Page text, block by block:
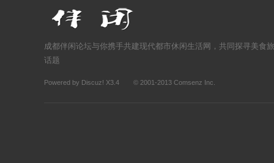
成都伴闲论坛与你携手共建现代都市休闲生活网，共同探寻美食
话题
Powered by Discuz! X3.4 © 2001-2013 Comsenz Inc.